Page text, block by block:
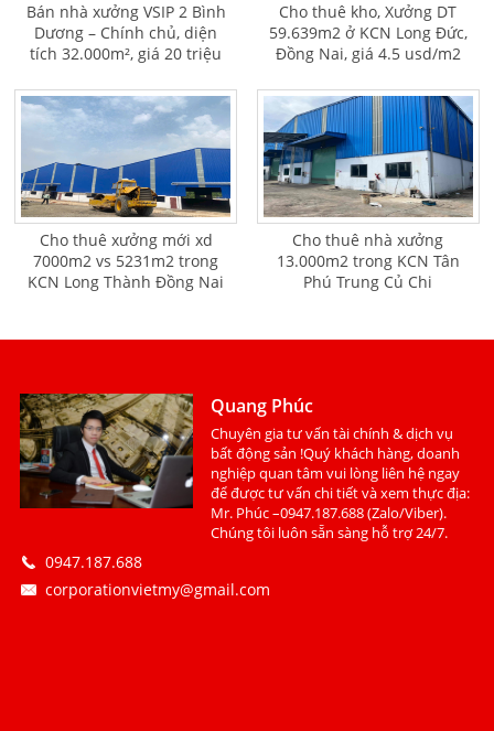
Bán nhà xưởng VSIP 2 Bình
Dương – Chính chủ, diện
tích 32.000m², giá 20 triệu
Cho thuê kho, Xưởng DT
59.639m2 ở KCN Long Đức,
Đồng Nai, giá 4.5 usd/m2
Cho thuê xưởng mới xd
7000m2 vs 5231m2 trong
KCN Long Thành Đồng Nai
Cho thuê nhà xưởng
13.000m2 trong KCN Tân
Phú Trung Củ Chi
Quang Phúc
Chuyên gia tư vấn tài chính & dịch vụ
bất động sản !Quý khách hàng, doanh
nghiệp quan tâm vui lòng liên hệ ngay
để được tư vấn chi tiết và xem thực địa:
Mr. Phúc –0947.187.688 (Zalo/Viber).
Chúng tôi luôn sẵn sàng hỗ trợ 24/7.
0947.187.688
corporationvietmy@gmail.com